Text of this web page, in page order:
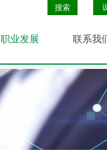
职业发展 联系我